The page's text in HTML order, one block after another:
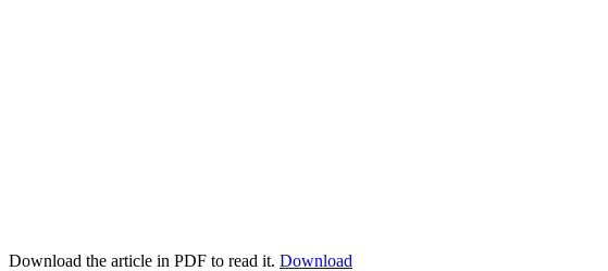
Download the article in PDF to read it. Download